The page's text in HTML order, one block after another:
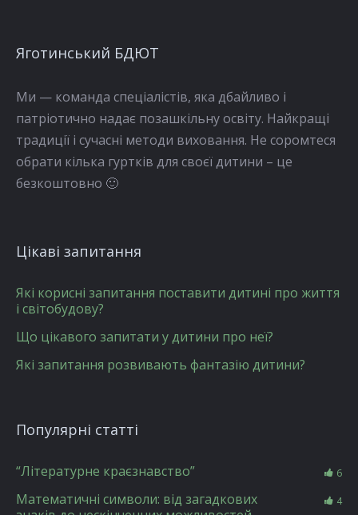
Яготинський БДЮТ
Ми — команда спеціалістів, яка дбайливо і
патріотично надає позашкільну освіту. Найкращі
традиції і сучасні методи виховання. Не соромтеся
обрати кілька гуртків для своєї дитини – це
безкоштовно 🙂
Цікаві запитання
Які корисні запитання поставити дитині про життя
і світобудову?
Що цікавого запитати у дитини про неї?
Які запитання розвивають фантазію дитини?
Популярні статті
“Літературне краєзнавство” 6
Математичні символи: від загадкових
4